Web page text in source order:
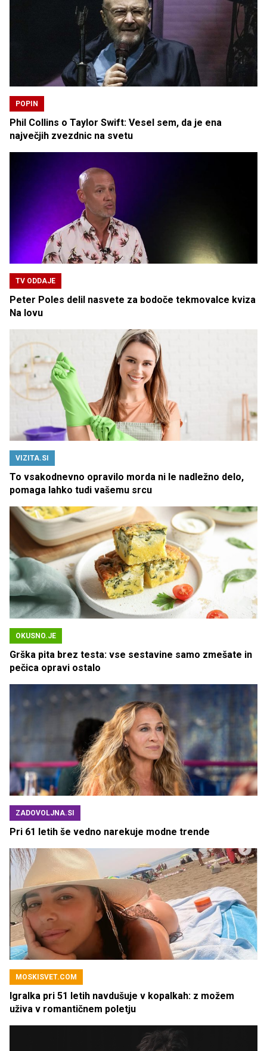
POPIN
Phil Collins o Taylor Swift: Vesel sem, da je ena
največjih zvezdnic na svetu
TV ODDAJE
Peter Poles delil nasvete za bodoče tekmovalce kviza
Na lovu
VIZITA.SI
To vsakodnevno opravilo morda ni le nadležno delo,
pomaga lahko tudi vašemu srcu
OKUSNO.JE
Grška pita brez testa: vse sestavine samo zmešate in
pečica opravi ostalo
ZADOVOLJNA.SI
Pri 61 letih še vedno narekuje modne trende
MOSKISVET.COM
Igralka pri 51 letih navdušuje v kopalkah: z možem
uživa v romantičnem poletju